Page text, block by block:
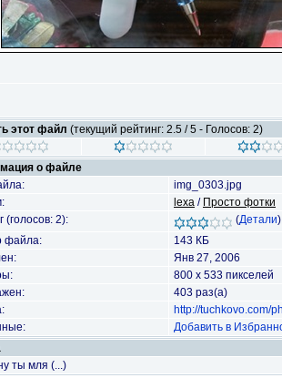
этот файл (текущий рейтинг: 2.5 / 5 - Голосов: 2)
о файле
img_0303.jpg
lexa / Просто фотки
(голосов: 2):
(Детали)
файла:
143 КБ
Янв 27, 2006
800 x 533 пикселей
403 раз(а)
http://tuchkovo.com/
Добавить в
ты мля (...)